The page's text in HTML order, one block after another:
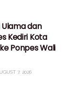
dan
Kediri Kota
Ponpes Wali
7, 2026